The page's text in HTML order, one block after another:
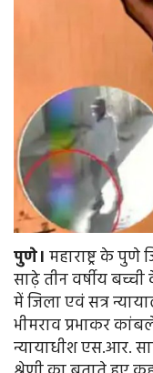
पुणे। महाराष्ट्र के
साढ़े तीन वर्षीय
में जिला एवं सत्र
भीमराव प्रभाकर
न्यायाधीश एस.आर.